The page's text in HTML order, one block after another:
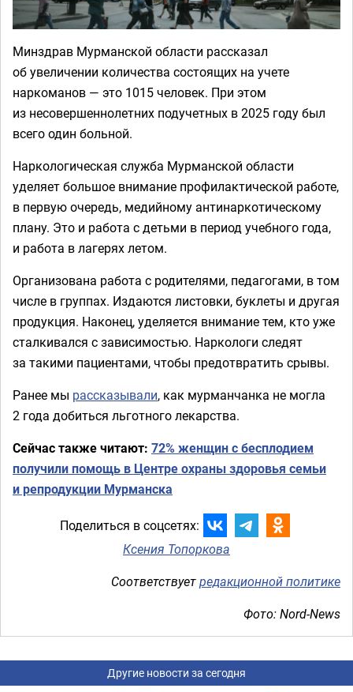
Минздрав Мурманской области рассказал
об увеличении количества состоящих на учете
наркоманов — это 1015 человек. При этом
из несовершеннолетних подучетных в 2025 году был
всего один больной.
Наркологическая служба Мурманской области
уделяет большое внимание профилактической работе,
в первую очередь, медийному антинаркотическому
плану. Это и работа с детьми в период учебного года,
и работа в лагерях летом.
Организована работа с родителями, педагогами, в том
числе в группах. Издаются листовки, буклеты и другая
продукция. Наконец, уделяется внимание тем, кто уже
сталкивался с зависимостью. Наркологи следят
за такими пациентами, чтобы предотвратить срывы.
Ранее мы рассказывали, как мурманчанка не могла
2 года добиться льготного лекарства.
Сейчас также читают: 72% женщин с бесплодием
получили помощь в Центре охраны здоровья семьи
и репродукции Мурманска
Поделиться в соцсетях:
Ксения Топоркова
Соответствуетредакционной политике
Фото: Nord-News
Другие новости за сегодня